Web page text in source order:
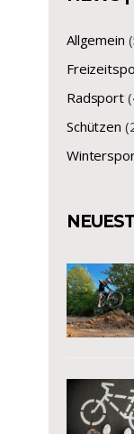
Allgemein
Radsport
Schützen